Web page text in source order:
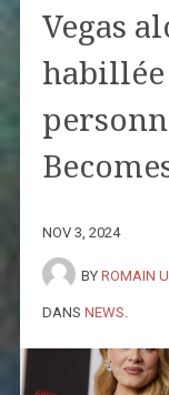
Vegas
NOV 3, 2024
BY ROMAIN
DANS NEWS